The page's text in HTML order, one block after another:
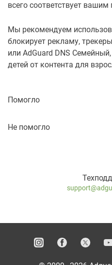
всего соответствует вашим
Мы рекомендуем
блокирует рекламу,
или AdGuard DNS
детей от контента для
Помогло
Не помогло